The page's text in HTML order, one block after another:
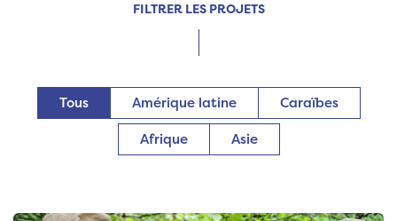
FILTRER LES PROJETS
Tous Amérique latine
Caraïbes
Afrique
Asie